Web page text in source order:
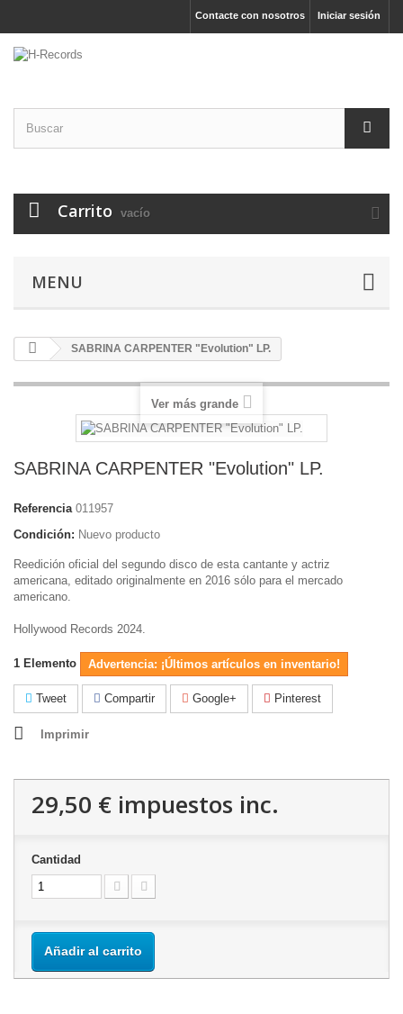
Iniciar sesión
Contacte con nosotros
Carrito vacío
MENU
SABRINA CARPENTER "Evolution" LP.
Ver más grande
SABRINA CARPENTER "Evolution" LP.
Referencia 011957
Condición: Nuevo producto
Reedición oficial del segundo disco de esta cantante y actriz
americana, editado originalmente en 2016 sólo para el mercado
americano.
Hollywood Records 2024.
1 Elemento Advertencia: ¡Últimos artículos en inventario!
Tweet Compartir Google+ Pinterest
Imprimir
29,50 € impuestos inc.
Cantidad
Añadir al carrito